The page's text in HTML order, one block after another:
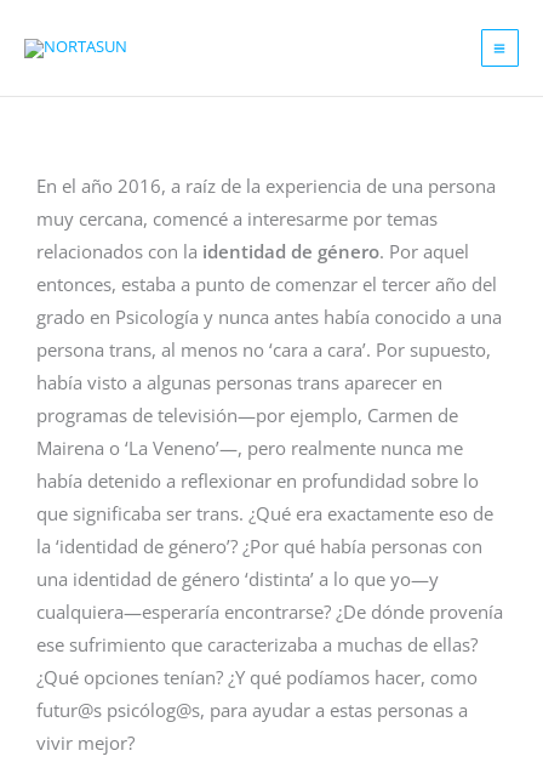
En el año 2016, a raíz de la experiencia de una persona
muy cercana, comencé a interesarme por temas
relacionados con la identidad de género. Por aquel
entonces, estaba a punto de comenzar el tercer año del
grado en Psicología y nunca antes había conocido a una
persona trans, al menos no ‘cara a cara’. Por supuesto,
había visto a algunas personas trans aparecer en
programas de televisión—por ejemplo, Carmen de
Mairena o ‘La Veneno’—, pero realmente nunca me
había detenido a reflexionar en profundidad sobre lo
que significaba ser trans. ¿Qué era exactamente eso de
la ‘identidad de género’? ¿Por qué había personas con
una identidad de género ‘distinta’ a lo que yo—y
cualquiera—esperaría encontrarse? ¿De dónde provenía
ese sufrimiento que caracterizaba a muchas de ellas?
¿Qué opciones tenían? ¿Y qué podíamos hacer, como
futur@s psicólog@s, para ayudar a estas personas a
vivir mejor?